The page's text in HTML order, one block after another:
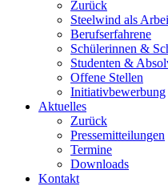
Zurück
Steelwind als
Berufserfahrene
Schülerinnen &
Studenten &
Offene Stellen
Initiativbewerbung
Aktuelles
Zurück
Pressemitteilungen
Termine
Downloads
Kontakt